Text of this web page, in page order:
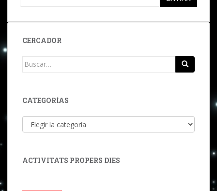
CERCADOR
Buscar:
CATEGORÍAS
Categorías
ACTIVITATS PROPERS DIES